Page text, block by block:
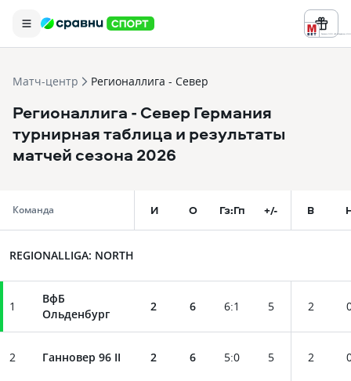
Реклама ООО «БК «Марафон» ИНН
Матч-центр Регионаллигa - Север
Регионаллигa - Север Германия
турнирная таблица и результаты
матчей сезона 2026
Команда И О Гз:Гп +/- В
REGIONALLIGA: NORTH
1
ВфБ
Ольденбург
2 6 6:1 5 2
2 Ганновер 96 II 2 6 5:0 5 2